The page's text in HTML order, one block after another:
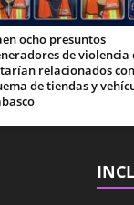
ocho presuntos
de violencia
relacionados
de tiendas y